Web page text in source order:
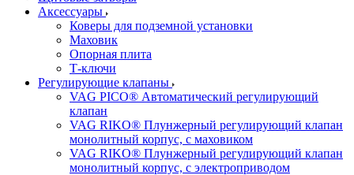
Аксессуары
Коверы для подземной установки
Маховик
Опорная плита
Т-ключи
Регулирующие клапаны
VAG PICO® Автоматический регулирующий
клапан
VAG RIKO® Плунжерный регулирующий клапан
монолитный корпус, с маховиком
VAG RIKO® Плунжерный регулирующий клапан
монолитный корпус, с электроприводом